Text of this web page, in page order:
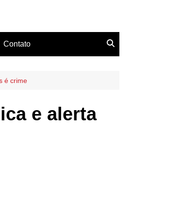
Contato
é crime
e alerta